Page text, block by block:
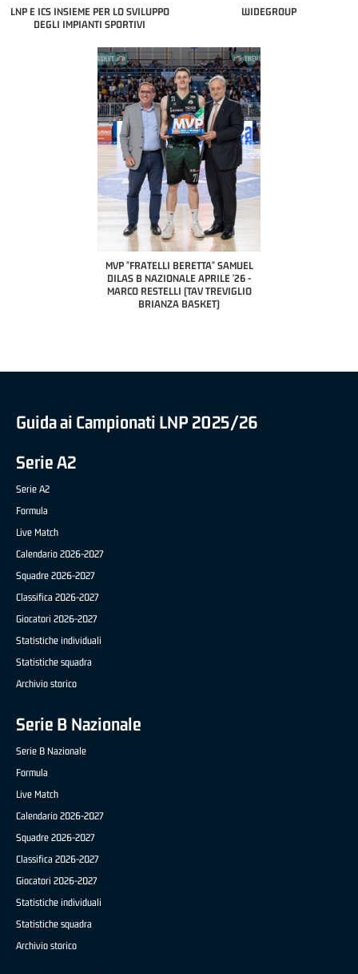
LNP E ICS INSIEME PER LO SVILUPPO
DEGLI IMPIANTI SPORTIVI
WIDEGROUP
MVP "FRATELLI BERETTA" SAMUEL
DILAS B NAZIONALE APRILE '26 -
MARCO RESTELLI (TAV TREVIGLIO
BRIANZA BASKET)
Guida ai Campionati LNP 2025/26
Serie A2
Serie A2
Formula
Live Match
Calendario 2026-2027
Squadre 2026-2027
Classifica 2026-2027
Giocatori 2026-2027
Statistiche individuali
Statistiche squadra
Archivio storico
Serie B Nazionale
Serie B Nazionale
Formula
Live Match
Calendario 2026-2027
Squadre 2026-2027
Classifica 2026-2027
Giocatori 2026-2027
Statistiche individuali
Statistiche squadra
Archivio storico